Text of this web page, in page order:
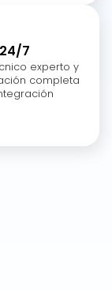
7
experto y
completa